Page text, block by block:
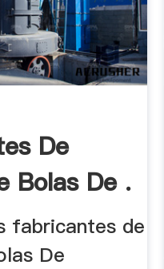
De
Bolas De .
fabricantes de
De